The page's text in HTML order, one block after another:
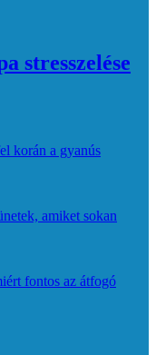
stresszelése
korán a gyanús
amiket sokan
fontos az átfogó